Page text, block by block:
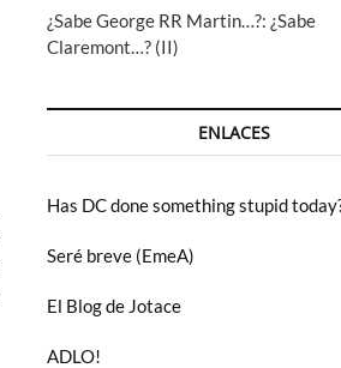
¿Sabe George RR Martin…?: ¿Sabe
Claremont…? (II)
ENLACES
Has DC done something stupid
Seré breve (EmeA)
El Blog de Jotace
ADLO!